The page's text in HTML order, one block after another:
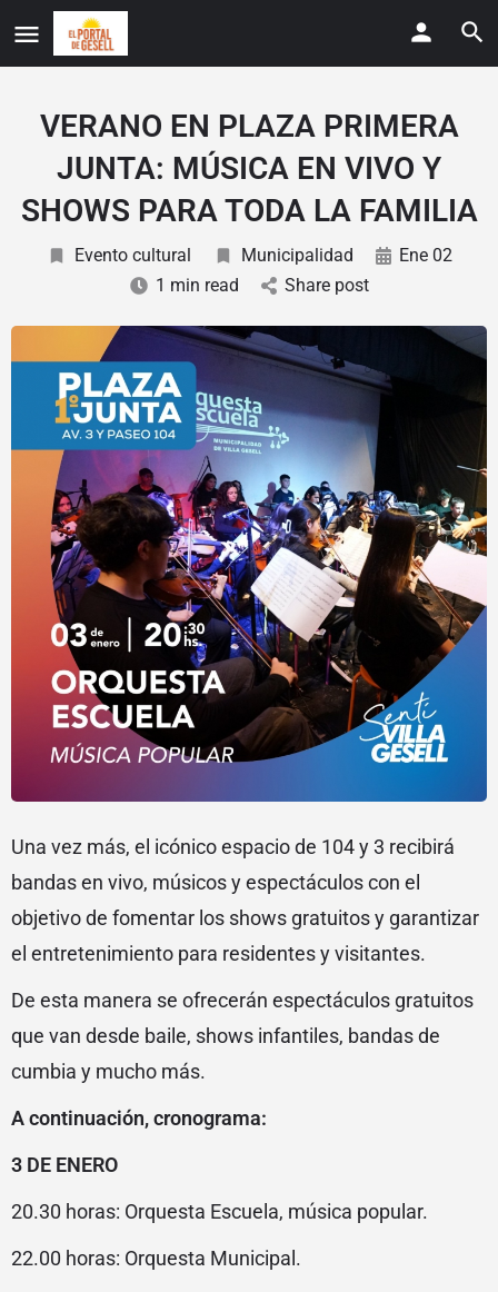
VERANO EN PLAZA PRIMERA
JUNTA: MÚSICA EN VIVO Y
SHOWS PARA TODA LA FAMILIA
Evento cultural Municipalidad
Ene 02
1 min read
Share post
Una vez más, el icónico espacio de 104 y 3 recibirá
bandas en vivo, músicos y espectáculos con el
objetivo de fomentar los shows gratuitos y garantizar
el entretenimiento para residentes y visitantes.
De esta manera se ofrecerán espectáculos gratuitos
que van desde baile, shows infantiles, bandas de
cumbia y mucho más.
A continuación, cronograma:
3 DE ENERO
20.30 horas: Orquesta Escuela, música popular.
22.00 horas: Orquesta Municipal.